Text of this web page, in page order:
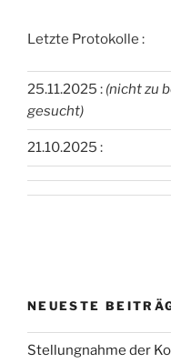
Letzte Protokolle :
25.11.2025 : (nicht zu
gesucht)
21.10.2025 :
NEUESTE
Stellungnahme der